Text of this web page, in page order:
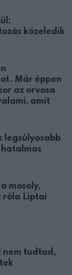
közeledik
Már éppen
az orvosa
amit
legsúlyosabb
mosoly,
róla Liptai
nem tudtad,